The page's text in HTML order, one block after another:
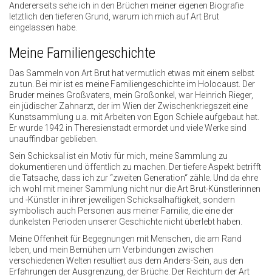
Andererseits sehe ich in den Brüchen meiner eigenen Biografie
letztlich den tieferen Grund, warum ich mich auf Art Brut
eingelassen habe.
Meine Familiengeschichte
Das Sammeln von Art Brut hat vermutlich etwas mit einem selbst
zu tun. Bei mir ist es meine Familiengeschichte im Holocaust. Der
Bruder meines Großvaters, mein Großonkel, war Heinrich Rieger,
ein jüdischer Zahnarzt, der im Wien der Zwischenkriegszeit eine
Kunstsammlung u.a. mit Arbeiten von Egon Schiele aufgebaut hat.
Er wurde 1942 in Theresienstadt ermordet und viele Werke sind
unauffindbar geblieben.
Sein Schicksal ist ein Motiv für mich, meine Sammlung zu
dokumentieren und öffentlich zu machen. Der tiefere Aspekt betrifft
die Tatsache, dass ich zur “zweiten Generation“ zähle. Und da ehre
ich wohl mit meiner Sammlung nicht nur die Art Brut-Künstlerinnen
und -Künstler in ihrer jeweiligen Schicksalhaftigkeit, sondern
symbolisch auch Personen aus meiner Familie, die eine der
dunkelsten Perioden unserer Geschichte nicht überlebt haben.
Meine Offenheit für Begegnungen mit Menschen, die am Rand
leben, und mein Bemühen um Verbindungen zwischen
verschiedenen Welten resultiert aus dem Anders-Sein, aus den
Erfahrungen der Ausgrenzung, der Brüche. Der Reichtum der Art